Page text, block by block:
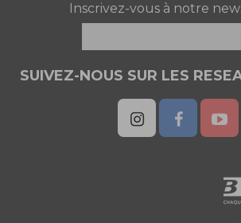
Inscrivez-vous à notre
SUIVEZ-NOUS SUR LES